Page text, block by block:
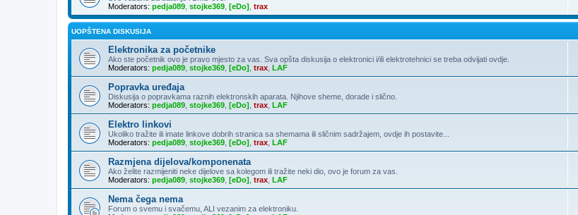
Moderators: pedja089 stojke369 [eDo] trax
UOPŠTENA DISKUSIJA
Elektronika za početnike
Ako ste početnik ovo je pravo mjesto za vas. Sva opšta diskusija o elektronici i/ili elektrotehnici se treba odvijati ovdje.
Moderators: pedja089 stojke369 [eDo] trax LAF
Popravka uređaja
Diskusija o popravkama raznih elektronskih aparata. Njihove sheme, dorade i slično.
Moderators: pedja089 stojke369 [eDo] trax LAF
Elektro linkovi
Ukoliko tražite ili imate linkove dobrih stranica sa shemama ili sličnim sadržajem, ovdje ih postavite...
Moderators: pedja089 stojke369 [eDo] trax LAF
Razmjena dijelova/komponenata
Ako želite razmijeniti neke dijelove sa kolegom ili tražite neki dio, ovo je forum za vas.
Moderators: pedja089 stojke369 [eDo] trax LAF
Nema čega nema
Forum o svemu i svačemu, ALI vezanim za elektroniku.